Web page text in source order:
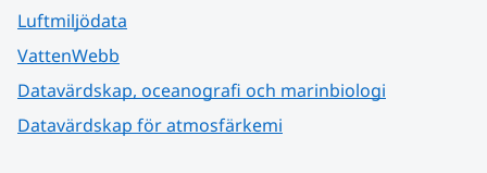
Luftmiljödata
VattenWebb
Datavärdskap, oceanografi och marinbiologi
Datavärdskap för atmosfärkemi